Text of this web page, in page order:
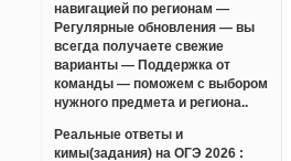
навигацией по регионам —
Регулярные обновления — вы
всегда получаете свежие
варианты — Поддержка от
команды — поможем с выбором
нужного предмета и региона..
Реальные ответы и
кимы(задания) на ОГЭ 2026 :